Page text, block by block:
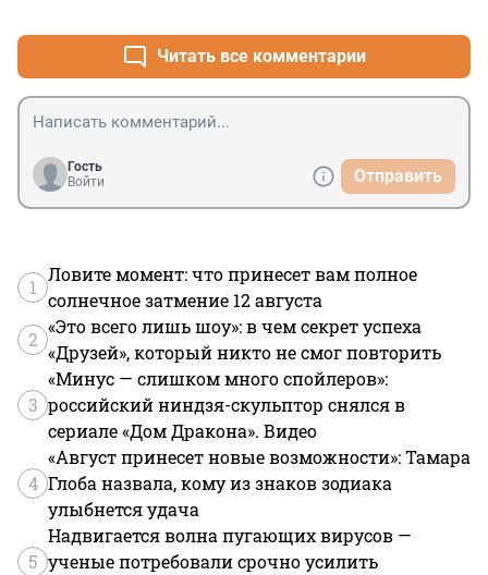
Читать все комментарии
Гость
Войти
Отправить
1
Ловите момент: что принесет вам полное
солнечное затмение 12 августа
2
«Это всего лишь шоу»: в чем секрет успеха
«Друзей», который никто не смог повторить
3
«Минус — слишком много спойлеров»:
российский ниндзя-скульптор снялся в
сериале «Дом Дракона». Видео
4
«Август принесет новые возможности»: Тамара
Глоба назвала, кому из знаков зодиака
улыбнется удача
5
Надвигается волна пугающих вирусов —
ученые потребовали срочно усилить